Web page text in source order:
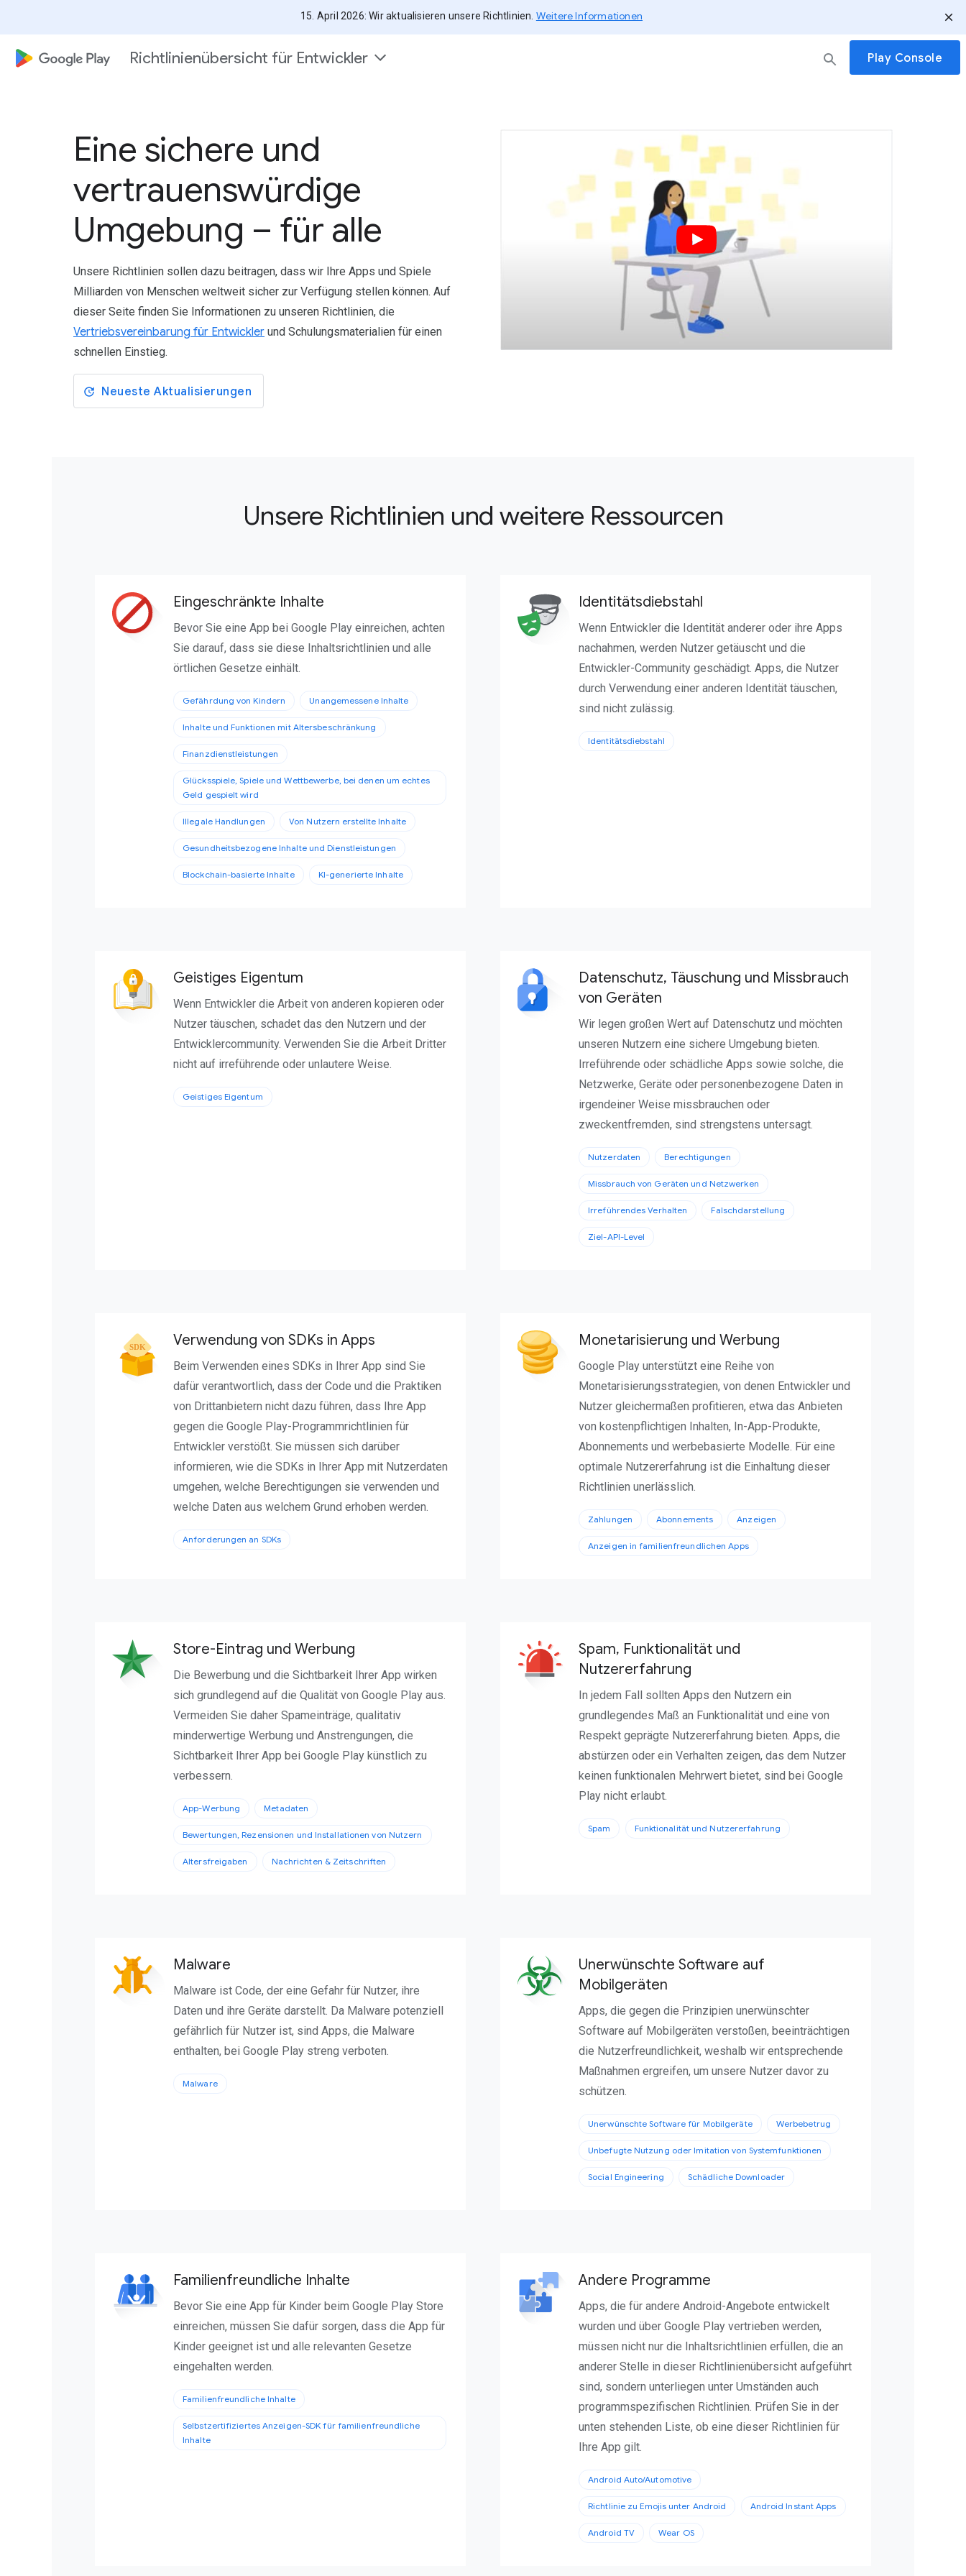
15. April 2026: Wir aktualisieren unsere Richtlinien. Weitere Informationen
Richtlinienübersicht für Entwickler Play Console
Eine sichere und
vertrauenswürdige
Umgebung – für alle
Unsere Richtlinien sollen dazu beitragen, dass wir Ihre Apps und Spiele
Milliarden von Menschen weltweit sicher zur Verfügung stellen können. Auf
dieser Seite finden Sie Informationen zu unseren Richtlinien, die
Vertriebsvereinbarung für Entwickler und Schulungsmaterialien für einen
schnellen Einstieg.
Neueste Aktualisierungen
Unsere Richtlinien und weitere Ressourcen
Eingeschränkte Inhalte
Bevor Sie eine App bei Google Play einreichen, achten
Sie darauf, dass sie diese Inhaltsrichtlinien und alle
örtlichen Gesetze einhält.
Gefährdung von Kindern Unangemessene Inhalte
Inhalte und Funktionen mit Altersbeschränkung
Finanzdienstleistungen
Glücksspiele, Spiele und Wettbewerbe, bei denen um echtes
Geld gespielt wird
Illegale Handlungen Von Nutzern erstellte Inhalte
Gesundheitsbezogene Inhalte und Dienstleistungen
Blockchain-basierte Inhalte KI-generierte Inhalte
Identitätsdiebstahl
Wenn Entwickler die Identität anderer oder ihre Apps
nachahmen, werden Nutzer getäuscht und die
Entwickler-Community geschädigt. Apps, die Nutzer
durch Verwendung einer anderen Identität täuschen,
sind nicht zulässig.
Identitätsdiebstahl
Geistiges Eigentum
Wenn Entwickler die Arbeit von anderen kopieren oder
Nutzer täuschen, schadet das den Nutzern und der
Entwicklercommunity. Verwenden Sie die Arbeit Dritter
nicht auf irreführende oder unlautere Weise.
Geistiges Eigentum
Datenschutz, Täuschung und Missbrauch
von Geräten
Wir legen großen Wert auf Datenschutz und möchten
unseren Nutzern eine sichere Umgebung bieten.
Irreführende oder schädliche Apps sowie solche, die
Netzwerke, Geräte oder personenbezogene Daten in
irgendeiner Weise missbrauchen oder
zweckentfremden, sind strengstens untersagt.
Nutzerdaten Berechtigungen
Missbrauch von Geräten und Netzwerken
Irreführendes Verhalten Falschdarstellung
Ziel-API-Level
Verwendung von SDKs in Apps
Beim Verwenden eines SDKs in Ihrer App sind Sie
dafür verantwortlich, dass der Code und die Praktiken
von Drittanbietern nicht dazu führen, dass Ihre App
gegen die Google Play-Programmrichtlinien für
Entwickler verstößt. Sie müssen sich darüber
informieren, wie die SDKs in Ihrer App mit Nutzerdaten
umgehen, welche Berechtigungen sie verwenden und
welche Daten aus welchem Grund erhoben werden.
Anforderungen an SDKs
Monetarisierung und Werbung
Google Play unterstützt eine Reihe von
Monetarisierungsstrategien, von denen Entwickler und
Nutzer gleichermaßen profitieren, etwa das Anbieten
von kostenpflichtigen Inhalten, In-App-Produkte,
Abonnements und werbebasierte Modelle. Für eine
optimale Nutzererfahrung ist die Einhaltung dieser
Richtlinien unerlässlich.
Zahlungen Abonnements Anzeigen
Anzeigen in familienfreundlichen Apps
Store-Eintrag und Werbung
Die Bewerbung und die Sichtbarkeit Ihrer App wirken
sich grundlegend auf die Qualität von Google Play aus.
Vermeiden Sie daher Spameinträge, qualitativ
minderwertige Werbung und Anstrengungen, die
Sichtbarkeit Ihrer App bei Google Play künstlich zu
verbessern.
App-Werbung Metadaten
Bewertungen, Rezensionen und Installationen von Nutzern
Altersfreigaben Nachrichten & Zeitschriften
Spam, Funktionalität und
Nutzererfahrung
In jedem Fall sollten Apps den Nutzern ein
grundlegendes Maß an Funktionalität und eine von
Respekt geprägte Nutzererfahrung bieten. Apps, die
abstürzen oder ein Verhalten zeigen, das dem Nutzer
keinen funktionalen Mehrwert bietet, sind bei Google
Play nicht erlaubt.
Spam Funktionalität und Nutzererfahrung
Malware
Malware ist Code, der eine Gefahr für Nutzer, ihre
Daten und ihre Geräte darstellt. Da Malware potenziell
gefährlich für Nutzer ist, sind Apps, die Malware
enthalten, bei Google Play streng verboten.
Malware
Unerwünschte Software auf
Mobilgeräten
Apps, die gegen die Prinzipien unerwünschter
Software auf Mobilgeräten verstoßen, beeinträchtigen
die Nutzerfreundlichkeit, weshalb wir entsprechende
Maßnahmen ergreifen, um unsere Nutzer davor zu
schützen.
Unerwünschte Software für Mobilgeräte Werbebetrug
Unbefugte Nutzung oder Imitation von Systemfunktionen
Social Engineering Schädliche Downloader
Familienfreundliche Inhalte
Bevor Sie eine App für Kinder beim Google Play Store
einreichen, müssen Sie dafür sorgen, dass die App für
Kinder geeignet ist und alle relevanten Gesetze
eingehalten werden.
Familienfreundliche Inhalte
Selbstzertifiziertes Anzeigen-SDK für familienfreundliche
Inhalte
Andere Programme
Apps, die für andere Android-Angebote entwickelt
wurden und über Google Play vertrieben werden,
müssen nicht nur die Inhaltsrichtlinien erfüllen, die an
anderer Stelle in dieser Richtlinienübersicht aufgeführt
sind, sondern unterliegen unter Umständen auch
programmspezifischen Richtlinien. Prüfen Sie in der
unten stehenden Liste, ob eine dieser Richtlinien für
Ihre App gilt.
Android Auto/Automotive
Richtlinie zu Emojis unter Android Android Instant Apps
Android TV Wear OS